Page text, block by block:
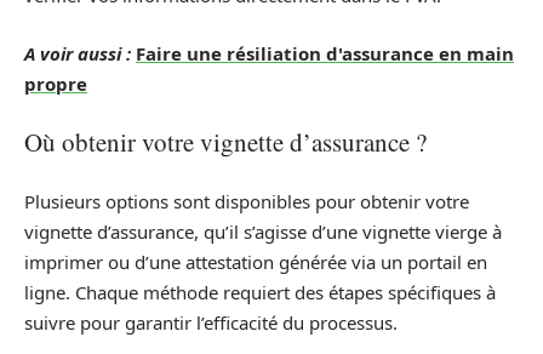
A voir aussi : Faire une résiliation d'assurance en main
propre
Où obtenir votre vignette d’assurance ?
Plusieurs options sont disponibles pour obtenir votre
vignette d’assurance, qu’il s’agisse d’une vignette vierge à
imprimer ou d’une attestation générée via un portail en
ligne. Chaque méthode requiert des étapes spécifiques à
suivre pour garantir l’efficacité du processus.